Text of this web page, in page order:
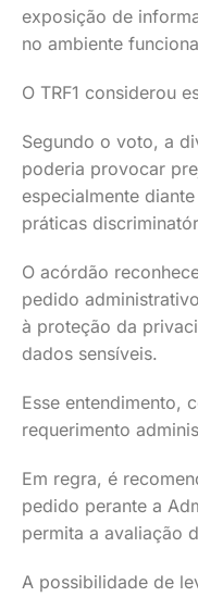
exposição de
no ambiente
O TRF1 considerou
Segundo o voto, a
poderia provocar
especialmente
práticas
O acórdão
pedido
à proteção da
dados sensíveis.
Esse entendimento,
requerimento
Em regra, é
pedido perante a
permita a avaliação
A possibilidade de